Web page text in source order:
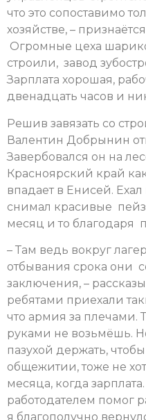
что это сопоставимо
хозяйстве, –
Огромные цеха
строили, завод
Зарплата хорошая,
двенадцать часов и
Решив завязать со
Валентин Добрынин
Завербовался он на
Красноярский край
впадает в Енисей.
снимал красивые
месяц и то благодаря
– Там ведь вокруг
отбывания срока они
заключения, –
ребятами приехали
что армия за плечами.
руками не возьмёшь.
пазухой держать,
общежитии, тоже не
месяца, когда
работодателем помог
я благополучно